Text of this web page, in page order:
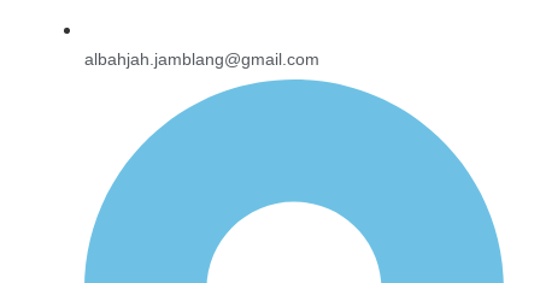
albahjah.jamblang@gmail.com